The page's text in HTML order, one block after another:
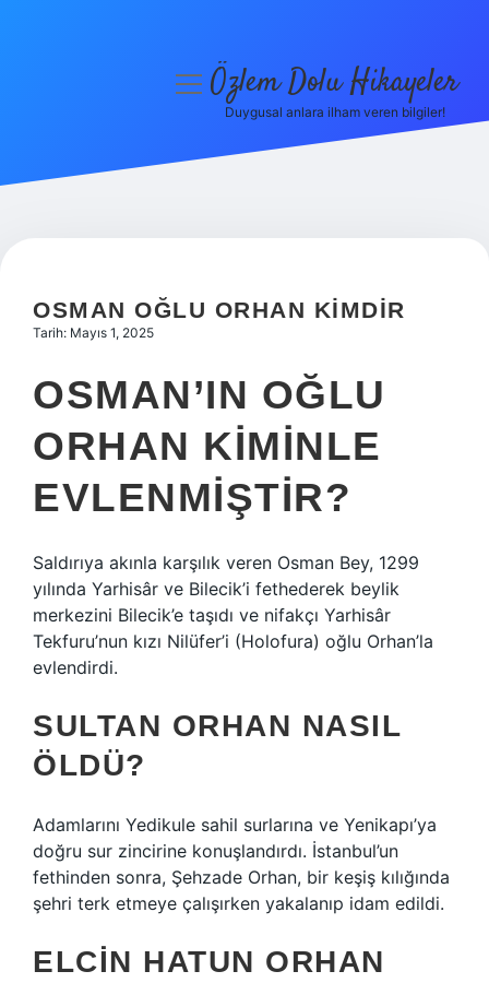
Hakkımızda
menüyüÖzlem Dolu Hikayeler
Duygusal anlara ilham veren bilgiler!
OSMAN OĞLU ORHAN KIMDIR
Tarih: Mayıs 1, 2025
OSMAN’IN OĞLU
ORHAN KIMINLE
EVLENMIŞTIR?
Saldırıya akınla karşılık veren Osman Bey, 1299
yılında Yarhisâr ve Bilecik’i fethederek beylik
merkezini Bilecik’e taşıdı ve nifakçı Yarhisâr
Tekfuru’nun kızı Nilüfer’i (Holofura) oğlu Orhan’la
evlendirdi.
SULTAN ORHAN NASIL
ÖLDÜ?
Adamlarını Yedikule sahil surlarına ve Yenikapı’ya
doğru sur zincirine konuşlandırdı. İstanbul’un
fethinden sonra, Şehzade Orhan, bir keşiş kılığında
şehri terk etmeye çalışırken yakalanıp idam edildi.
ELCIN HATUN ORHAN